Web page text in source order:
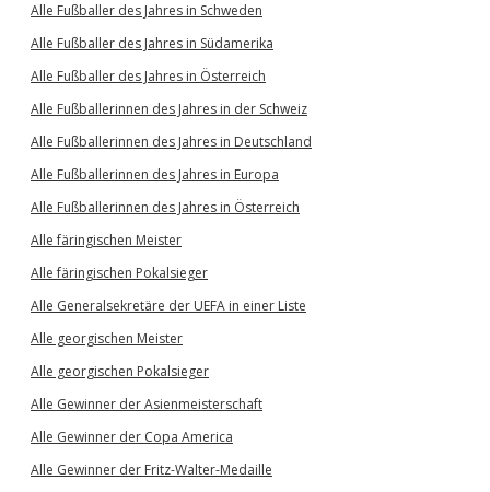
Alle Fußballer des Jahres in Schweden
Alle Fußballer des Jahres in Südamerika
Alle Fußballer des Jahres in Österreich
Alle Fußballerinnen des Jahres in der Schweiz
Alle Fußballerinnen des Jahres in Deutschland
Alle Fußballerinnen des Jahres in Europa
Alle Fußballerinnen des Jahres in Österreich
Alle färingischen Meister
Alle färingischen Pokalsieger
Alle Generalsekretäre der UEFA in einer Liste
Alle georgischen Meister
Alle georgischen Pokalsieger
Alle Gewinner der Asienmeisterschaft
Alle Gewinner der Copa America
Alle Gewinner der Fritz-Walter-Medaille